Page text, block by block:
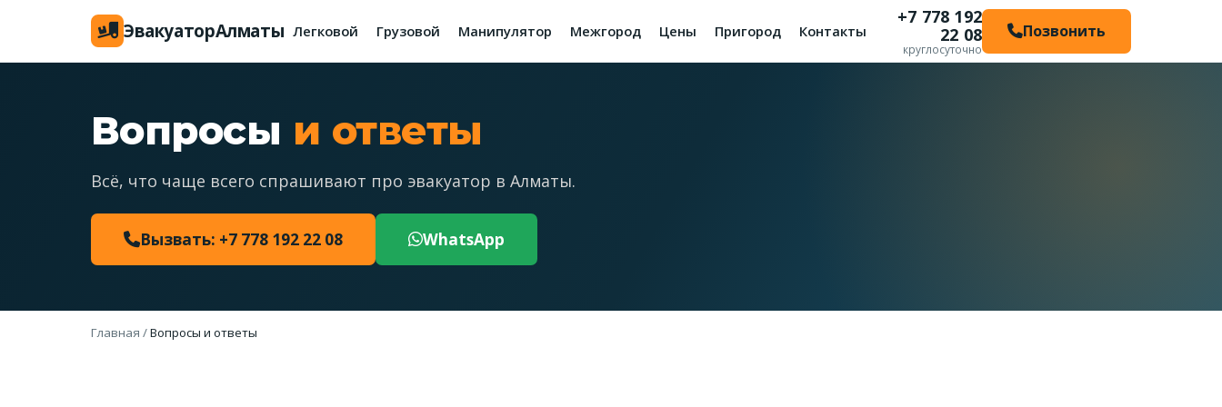
ЭвакуаторАлматы Легковой Грузовой Манипулятор Межгород Цены Пригород Контакты
+7 778 192
22 08
круглосуточно
Позвонить
Вопросы и ответы
Всё, что чаще всего спрашивают про эвакуатор в Алматы.
Вызвать: +7 778 192 22 08 WhatsApp
Главная /Вопросы и ответы